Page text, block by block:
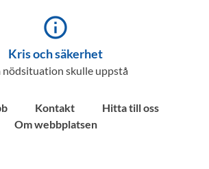
info_outline
Kris och säkerhet
nödsituation skulle uppstå
Kontakt
Hitta till oss
Om webbplatsen